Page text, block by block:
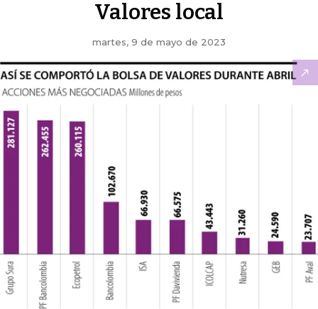
Valores local
martes, 9 de mayo de 2023